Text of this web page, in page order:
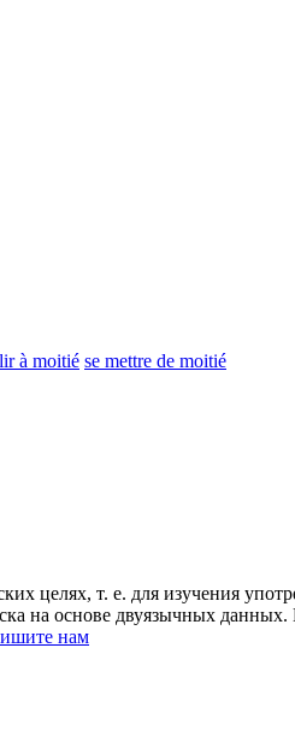
à moitié se mettre de moitié
целях, т. е. для изучения
на основе двуязычных
нам